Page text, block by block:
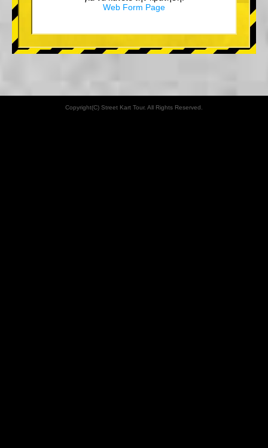
Web Form Page
Copyright(C) Street Kart Tour. All Rights Reserved.